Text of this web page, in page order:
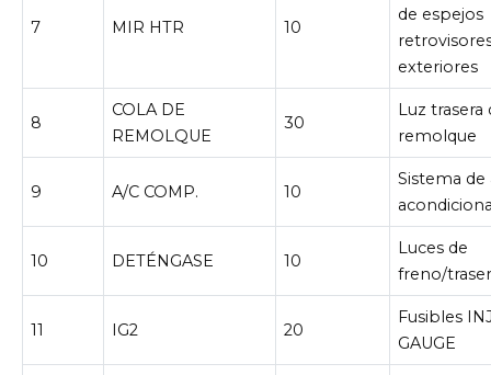
7 MIR HTR 10
de espejos
exteriores
8
COLA DE
REMOLQUE
30
Luz trasera
remolque
9 A/C COMP. 10
Sistema de
10 DETÉNGASE 10
Luces de
freno/
11 IG2 20
Fusibles
GAUGE